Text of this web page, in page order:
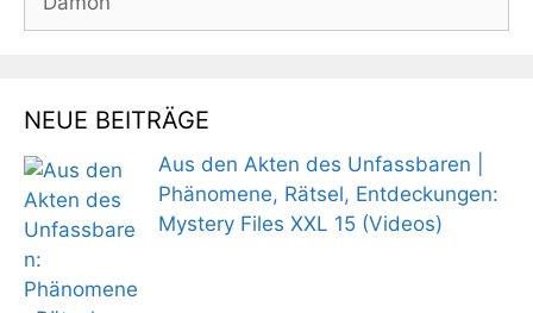
nach:
NEUE BEITRÄGE
Aus den Akten des Unfassbaren |
Phänomene, Rätsel, Entdeckungen:
Mystery Files XXL 15 (Videos)